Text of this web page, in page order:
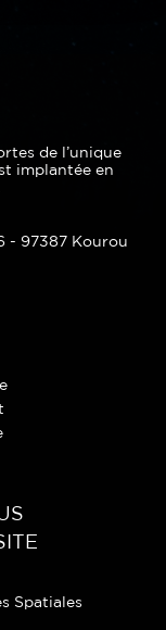
de l’unique
implantée en
- 97387 Kourou
Spatiales